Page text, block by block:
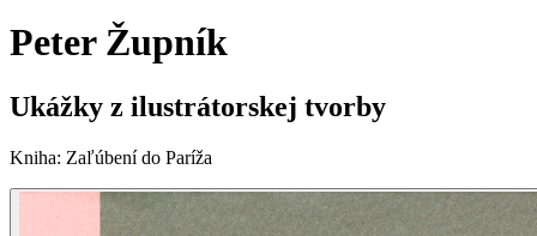
Peter Župník
Ukážky z ilustrátorskej tvorby
Kniha: Zaľúbení do Paríža